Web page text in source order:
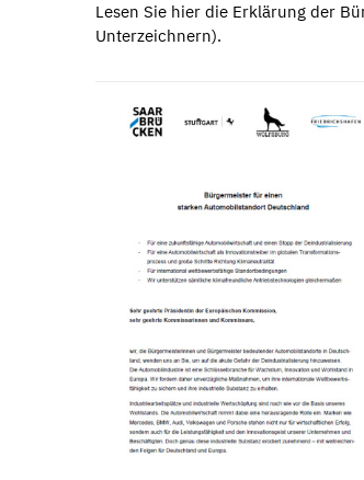
Lesen Sie hier die Erklärung der
Unterzeichnern).